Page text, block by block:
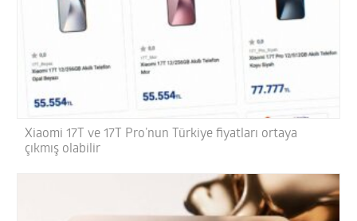
Xiaomi 17T ve 17T Pro’nun Türkiye fiyatları ortaya
çıkmış olabilir